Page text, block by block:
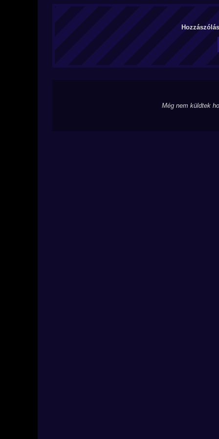
Még nem küldtek